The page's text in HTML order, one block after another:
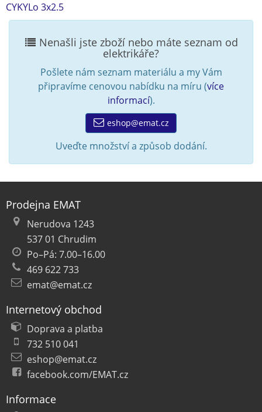
CYKYLo 3x2.5
Nenašli jste zboží nebo máte seznam od
elektrikáře?
Pošlete nám seznam materiálu a my Vám
připravíme cenovou nabídku na míru (více
informací).
eshop@emat.cz
Uveďte množství a způsob dodání.
Prodejna EMAT
Nerudova 1243
537 01 Chrudim
Po–Pá: 7.00–16.00
469 622 733
emat@emat.cz
Internetový obchod
Doprava a platba
732 510 041
eshop@emat.cz
facebook.com/EMAT.cz
Informace